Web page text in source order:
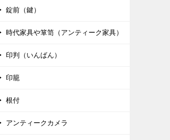
錠前（鍵）
時代家具や箪笥（アンティーク家具）
印判（いんばん）
印籠
根付
アンティークカメラ